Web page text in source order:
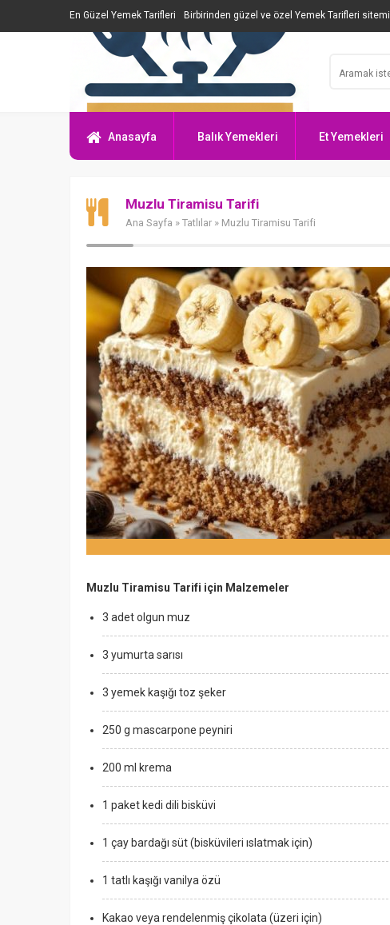
En Güzel Yemek Tarifleri Birbirinden güzel ve özel Yemek Tarifleri
Anasayfa Balık Yemekleri Et Yemekleri
Muzlu Tiramisu Tarifi
Ana Sayfa » Tatlılar » Muzlu Tiramisu Tarifi
Muzlu Tiramisu Tarifi için Malzemeler
3 adet olgun muz
3 yumurta sarısı
3 yemek kaşığı toz şeker
250 g mascarpone peyniri
200 ml krema
1 paket kedi dili bisküvi
1 çay bardağı süt (bisküvileri ıslatmak için)
1 tatlı kaşığı vanilya özü
Kakao veya rendelenmiş çikolata (üzeri için)